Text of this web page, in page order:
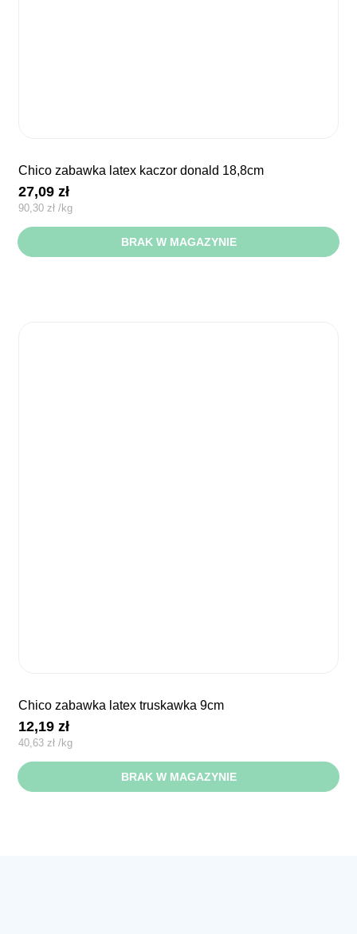
chico zabawka latex kaczor donald 18,8cm
27,09zł
90,30zł /kg
BRAK W MAGAZYNIE
chico zabawka latex truskawka 9cm
12,19zł
40,63zł /kg
BRAK W MAGAZYNIE